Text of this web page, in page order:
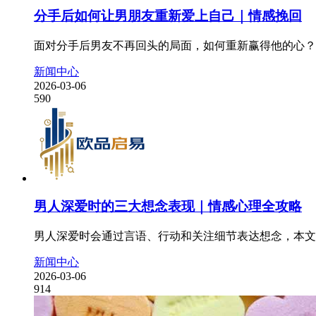
分手后如何让男朋友重新爱上自己｜情感挽回
面对分手后男友不再回头的局面，如何重新赢得他的心
新闻中心
2026-03-06
590
男人深爱时的三大想念表现｜情感心理全攻略
男人深爱时会通过言语、行动和关注细节表达想念，本
新闻中心
2026-03-06
914